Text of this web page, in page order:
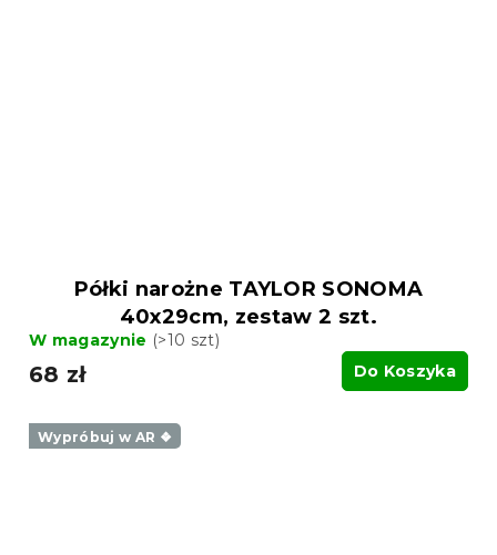
Półki narożne TAYLOR SONOMA
40x29cm, zestaw 2 szt.
W magazynie (>10 szt)
68 zł Do Koszyka
Wypróbuj w AR ❖